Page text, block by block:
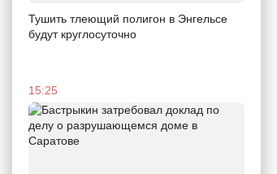
Тушить тлеющий полигон в Энгельсе
будут круглосуточно
15:25